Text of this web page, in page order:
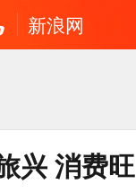
新浪网
兴 消费旺